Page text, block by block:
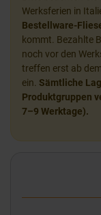
Werksferien in
Bestellware-
kommt. Bezahlte
noch vor den
treffen erst ab
ein. Sämtliche
Produktgruppen
7–9 Werktage).